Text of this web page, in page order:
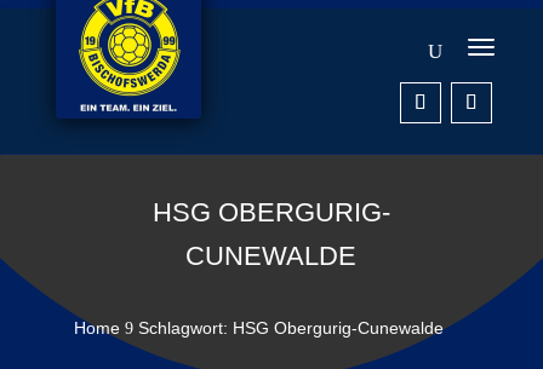
HSG OBERGURIG-
CUNEWALDE
Home 9 Schlagwort: HSG Obergurig-Cunewalde